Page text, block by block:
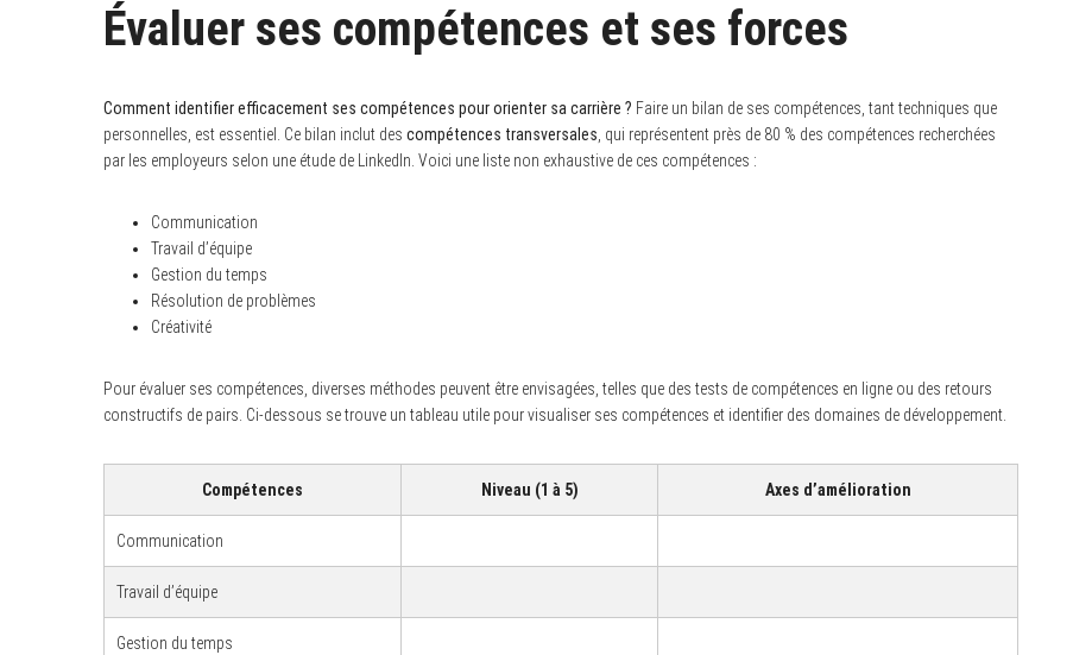
Évaluer ses compétences et ses forces
Comment identifier efficacement ses compétences pour orienter sa carrière ? Faire un bilan de ses compétences, tant techniques que
personnelles, est essentiel. Ce bilan inclut des compétences transversales, qui représentent près de 80 % des compétences recherchées
par les employeurs selon une étude de LinkedIn. Voici une liste non exhaustive de ces compétences :
Communication
Travail d’équipe
Gestion du temps
Résolution de problèmes
Créativité
Pour évaluer ses compétences, diverses méthodes peuvent être envisagées, telles que des tests de compétences en ligne ou des retours
constructifs de pairs. Ci-dessous se trouve un tableau utile pour visualiser ses compétences et identifier des domaines de développement.
Compétences Niveau (1 à 5) Axes d’amélioration
Communication
Travail d’équipe
Gestion du temps